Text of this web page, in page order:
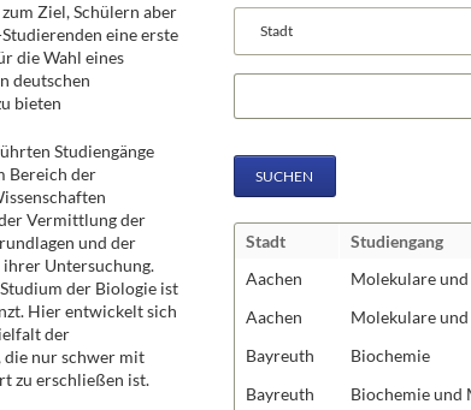
GBM
Ziel, Schülern aber
eine erste
die Wahl eines
deutschen
bieten
Studiengänge
Bereich der
Vermittlung der
und der
ihrer Untersuchung.
der Biologie ist
Hier entwickelt sich
der
die nur schwer mit
zu erschließen ist.
Felder
SUCHEN
Stadt Studiengang
Aachen
Molekulare
Aachen
Molekulare
Bayreuth
Biochemie
Bayreuth
Biochemie und